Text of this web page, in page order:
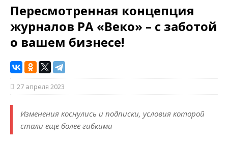
Пересмотренная концепция
журналов РА «Веко» – с заботой
о вашем бизнесе!
27 апреля 2023
Изменения коснулись и подписки, условия которой
стали еще более гибкими